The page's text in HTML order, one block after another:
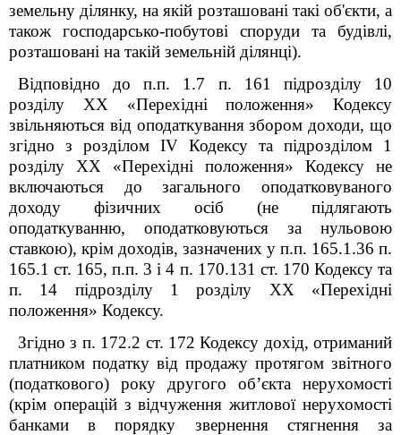
земельну ділянку, на якій розташовані такі об'єкти, а
також господарсько-побутові споруди та будівлі,
розташовані на такій земельній ділянці).
Відповідно до п.п. 1.7 п. 161
підрозділу 10
розділу XX «Перехідні положення» Кодексу
звільняються від оподаткування збором доходи, що
згідно з розділом IV Кодексу та підрозділом 1
розділу XX «Перехідні положення» Кодексу не
включаються до загального оподатковуваного
доходу фізичних осіб (не підлягають
оподаткуванню, оподатковуються за нульовою
ставкою), крім доходів, зазначених у п.п. 165.1.36 п.
165.1 ст. 165, п.п. 3 і 4 п. 170.131 ст. 170 Кодексу та
п. 14 підрозділу 1 розділу XX «Перехідні
положення» Кодексу.
Згідно з п. 172.2 ст. 172 Кодексу дохід, отриманий
платником податку від продажу протягом звітного
(податкового) року другого об’єкта нерухомості
(крім операцій з відчуження житлової нерухомості
банками в порядку звернення стягнення за